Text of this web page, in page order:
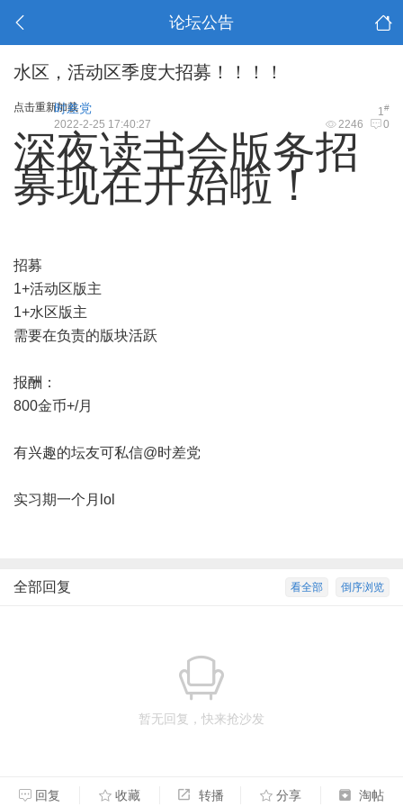
论坛公告
水区，活动区季度大招募！！！！
点击重新加载 1#
时差党
2246 0
2022-2-25 17:40:27
深夜读书会版务招
募现在开始啦！
招募
1+活动区版主
1+水区版主
需要在负责的版块活跃
报酬：
800金币+/月
有兴趣的坛友可私信@时差党
实习期一个月lol
倒序浏览
看全部
全部回复
暂无回复，快来抢沙发
回复 收藏 转播 分享 淘帖